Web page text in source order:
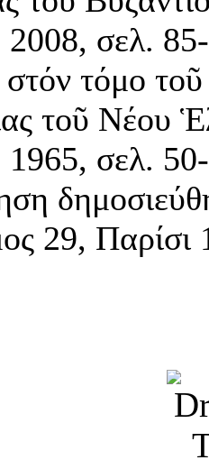
σελ.
στόν τόμο
τοῦ Νέου
1965, σελ.
29,